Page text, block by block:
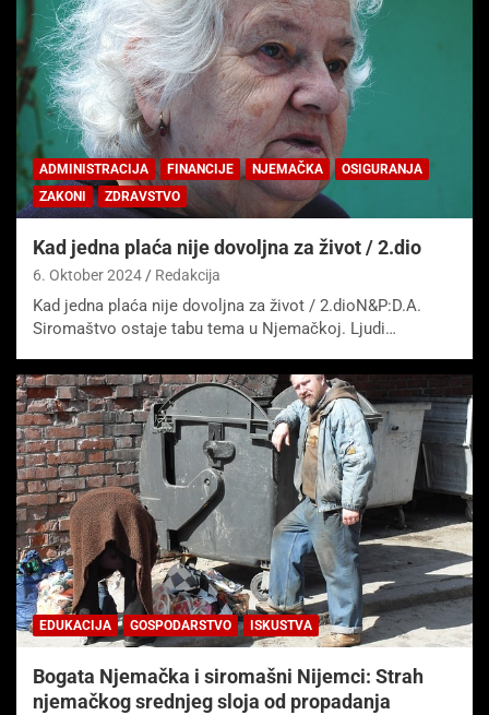
ADMINISTRACIJA FINANCIJE NJEMAČKA
OSIGURANJA
ZAKONI
ZDRAVSTVO
Kad jedna plaća nije dovoljna za život / 2.dio
6. Oktober 2024 Redakcija
Kad jedna plaća nije dovoljna za život / 2.dioN&P:D.A.
Siromaštvo ostaje tabu tema u Njemačkoj. Ljudi…
EDUKACIJA GOSPODARSTVO ISKUSTVA
Bogata Njemačka i siromašni Nijemci: Strah
njemačkog srednjeg sloja od propadanja